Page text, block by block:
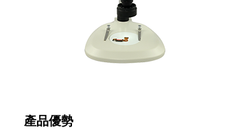
產品優勢